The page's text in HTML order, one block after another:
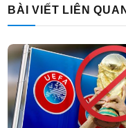
BÀI VIẾT LIÊN